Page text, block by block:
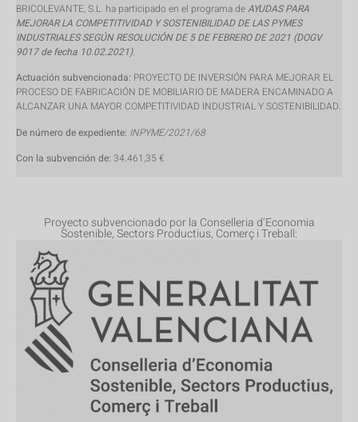
BRICOLEVANTE, S.L. ha participado en el programa deAYUDAS PARA
MEJORAR LA COMPETITIVIDAD Y SOSTENIBILIDAD DE LAS PYMES
INDUSTRIALES SEGÚN RESOLUCIÓN DE 5 DE FEBRERO DE 2021 (DOGV
9017 de fecha 10.02.2021).
Actuación subvencionada: PROYECTO DE INVERSIÓN PARA MEJORAR EL
PROCESO DE FABRICACIÓN DE MOBILIARIO DE MADERA ENCAMINADO A
ALCANZAR UNA MAYOR COMPETITIVIDAD INDUSTRIAL Y SOSTENIBILIDAD.
De número de expediente: INPYME/2021/68
Con la subvención de: 34.461,35 €
Proyecto subvencionado por la Conselleria d’Economia
Sostenible, Sectors Productius, Comerç i Treball: